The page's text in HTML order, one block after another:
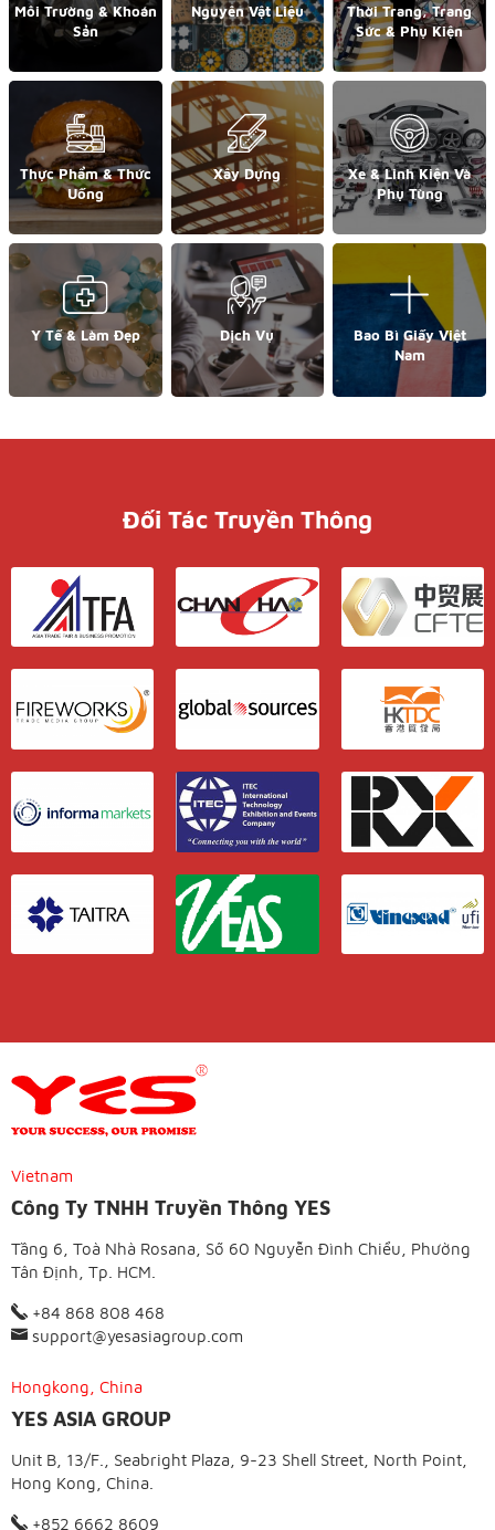
Môi Trường & Khoán
Sản
Nguyên Vật Liệu
Thời Trang, Trang
Sức & Phụ Kiện
Thực Phẩm & Thức
Uống
Xây Dựng
Xe & Linh Kiện Và
Phụ Tùng
Y Tế & Làm Đẹp Dịch Vụ
Bao Bì Giấy Việt
Nam
Đối Tác Truyền Thông
Vietnam
Công Ty TNHH Truyền Thông YES
Tầng 6, Toà Nhà Rosana, Số 60 Nguyễn Đình Chiểu, Phường
Tân Định, Tp. HCM.
+84 868 808 468
support@yesasiagroup.com
Hongkong, China
YES ASIA GROUP
Unit B, 13/F., Seabright Plaza, 9-23 Shell Street, North Point,
Hong Kong, China.
+852 6662 8609